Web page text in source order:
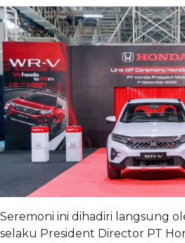
Seremoni ini dihadiri langsung
selaku President Director PT